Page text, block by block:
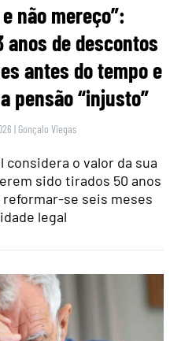
não mereço”:
de descontos
antes do tempo e
pensão “injusto”
| Gonçalo Viegas
o valor da sua
sido tirados 50 anos
reformar-se seis meses
legal